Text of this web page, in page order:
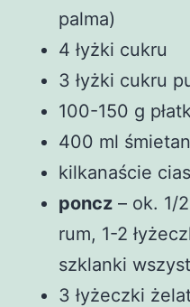
palma)
4 łyżki cukru
3 łyżki cukru
100-150 g
400 ml
kilkanaście
poncz – ok. 1/
rum, 1-2
szklanki
3 łyżeczki